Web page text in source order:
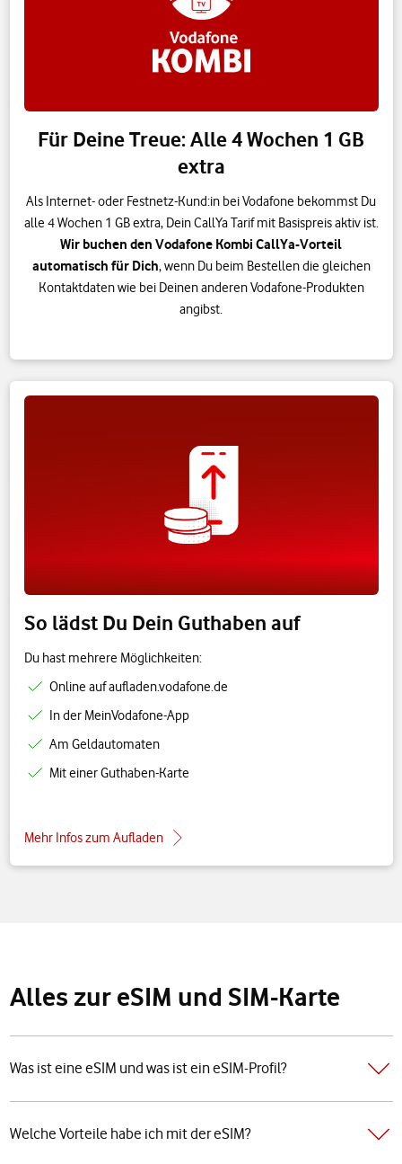
Für Deine Treue: Alle 4 Wochen 1 GB
extra
Als Internet- oder Festnetz-Kund:in bei Vodafone bekommst Du
alle 4 Wochen 1 GB extra, Dein CallYa Tarif mit Basispreis aktiv ist.
Wir buchen den Vodafone Kombi CallYa-Vorteil
automatisch für Dich, wenn Du beim Bestellen die gleichen
Kontaktdaten wie bei Deinen anderen Vodafone-Produkten
angibst.
So lädst Du Dein Guthaben auf
Du hast mehrere Möglichkeiten:
Online auf aufladen.vodafone.de
In der MeinVodafone-App
Am Geldautomaten
Mit einer Guthaben-Karte
Mehr Infos zum Aufladen
Alles zur eSIM und SIM-Karte
Was ist eine eSIM und was ist ein eSIM-Profil?
Welche Vorteile habe ich mit der eSIM?